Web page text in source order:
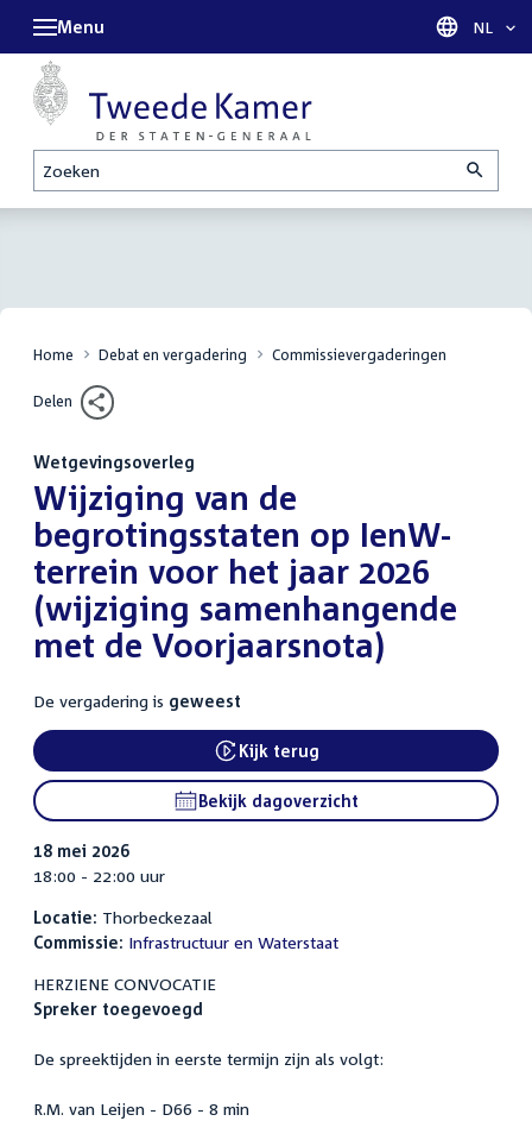
Zoeken
Menu Taal
NL
Home Debat en vergadering Commissievergaderingen
Delen
Wetgevingsoverleg
:Wijziging van de
begrotingsstaten op IenW-
terrein voor het jaar 2026
(wijziging samenhangende
met de Voorjaarsnota)
De vergadering is geweest
Kijk terug
Bekijk dagoverzicht
18 mei 2026
18:00 - 22:00 uur
Locatie: Thorbeckezaal
Commissie: Infrastructuur en Waterstaat
HERZIENE CONVOCATIE
Spreker toegevoegd
De spreektijden in eerste termijn zijn als volgt:
R.M. van Leijen - D66 - 8 min